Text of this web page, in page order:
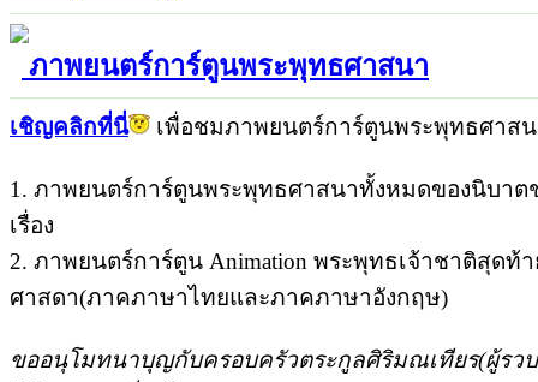
ภาพยนตร์การ์ตูนพระพุทธศาสนา
เชิญคลิกที่นี่ เพื่อชมภาพยนตร์การ์ตูนพระพุทธศาส
1. ภาพยนตร์การ์ตูนพระพุทธศาสนาทั้งหมดของนิบาต
เรื่อง
2. ภาพยนตร์การ์ตูน Animation พระพุทธเจ้าชาติสุดท้า
ศาสดา(ภาคภาษาไทยและภาคภาษาอังกฤษ)
ขออนุโมทนาบุญกับครอบครัวตระกูลศิริมณเทียร(ผู้รว